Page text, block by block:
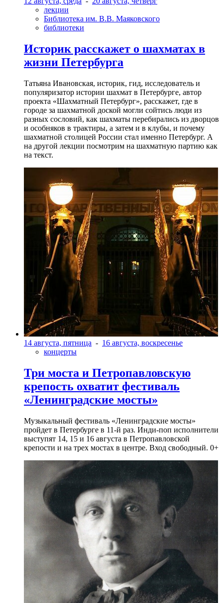
лекции
Библиотека им. В.В. Маяковского
библиотеки
Историк расскажет о шахматах в
жизни Петербурга
Татьяна Ивановская, историк, гид, исследователь и
популяризатор истории шахмат в Петербурге, автор
проекта «Шахматный Петербург», расскажет, где в
городе за шахматной доской могли сойтись люди из
разных сословий, как шахматы перебирались из дворцов
и особняков в трактиры, а затем и в клубы, и почему
шахматной столицей России стал именно Петербург. А
на другой лекции посмотрим на шахматную партию как
на текст.
14 августа, пятница - 16 августа, воскресенье
концерты
Три моста и Петропавловскую
крепость охватит фестиваль
«Ленинградские мосты»
Музыкальный фестиваль «Ленинградские мосты»
пройдет в Петербурге в 11-й раз. Инди-поп исполнители
выступят 14, 15 и 16 августа в Петропавловской
крепости и на трех мостах в центре. Вход свободный. 0+